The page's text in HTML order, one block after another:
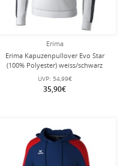
Erima
Erima Kapuzenpullover Evo Star
(100% Polyester) weiss/schwarz
Kinder
UVP: 54,99€
35,90€